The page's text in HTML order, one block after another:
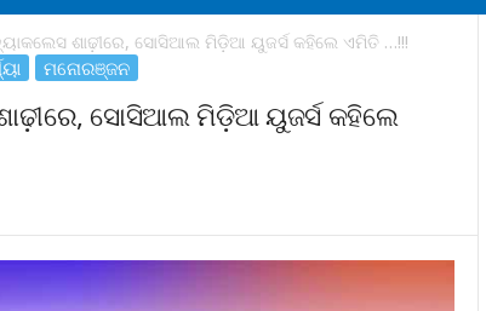
ଶାଢ଼ୀରେ, ସୋସିଆଲ ମିଡ଼ିଆ ୟୁଜର୍ସ କହିଲେ ଏମିତି …!!!
ମନୋରଞ୍ଜନ
ସୋସିଆଲ ମିଡ଼ିଆ ୟୁଜର୍ସ କହିଲେ